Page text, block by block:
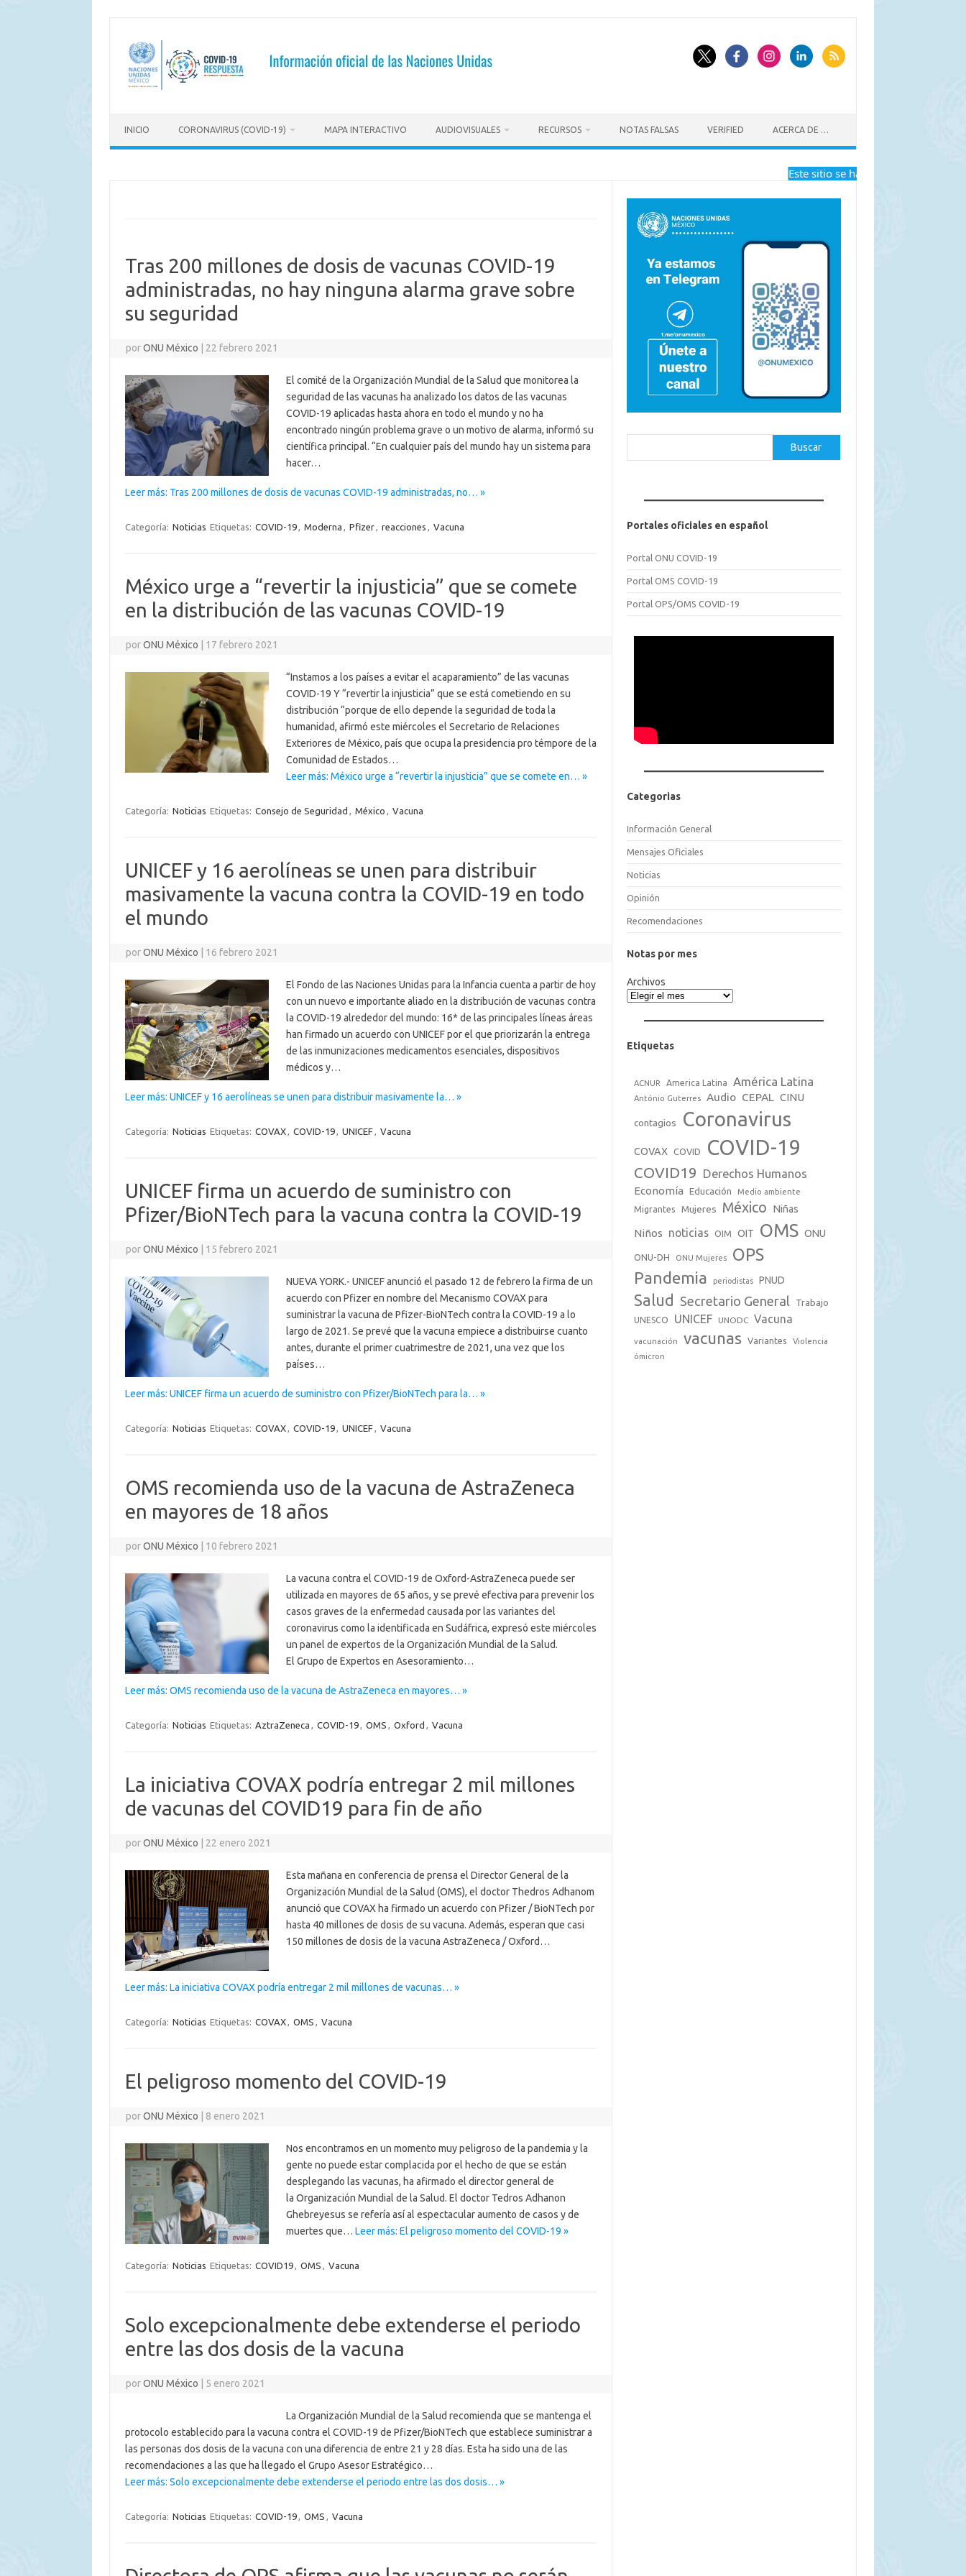
contenido
INICIO CORONAVIRUS (COVID-19) MAPA INTERACTIVO AUDIOVISUALES RECURSOS NOTAS FALSAS VERIFIED ACERCA DE …
Este sitio se ha dejado de actualizar a
Tras 200 millones de dosis de vacunas COVID-19
administradas, no hay ninguna alarma grave sobre
su seguridad
porONU México 22 febrero 2021
El comité de la Organización Mundial de la Salud que monitorea la
seguridad de las vacunas ha analizado los datos de las vacunas
COVID-19 aplicadas hasta ahora en todo el mundo y no ha
encontrado ningún problema grave o un motivo de alarma, informó su
científica principal. “En cualquier país del mundo hay un sistema para
hacer…
Leer más: Tras 200 millones de dosis de vacunas COVID-19 administradas, no… »
Categoría: Noticias Etiquetas: COVID-19, Moderna , Pfizer, reacciones , Vacuna
México urge a “revertir la injusticia” que se comete
en la distribución de las vacunas COVID-19
porONU México 17 febrero 2021
“Instamos a los países a evitar el acaparamiento” de las vacunas
COVID-19 Y “revertir la injusticia” que se está cometiendo en su
distribución “porque de ello depende la seguridad de toda la
humanidad, afirmó este miércoles el Secretario de Relaciones
Exteriores de México, país que ocupa la presidencia pro témpore de la
Comunidad de Estados…
Leer más: México urge a “revertir la injusticia” que se comete en… »
Categoría: Noticias Etiquetas: Consejo de Seguridad , México , Vacuna
UNICEF y 16 aerolíneas se unen para distribuir
masivamente la vacuna contra la COVID-19 en todo
el mundo
porONU México 16 febrero 2021
El Fondo de las Naciones Unidas para la Infancia cuenta a partir de hoy
con un nuevo e importante aliado en la distribución de vacunas contra
la COVID-19 alrededor del mundo: 16* de las principales líneas áreas
han firmado un acuerdo con UNICEF por el que priorizarán la entrega
de las inmunizaciones medicamentos esenciales, dispositivos
médicos y…
Leer más: UNICEF y 16 aerolíneas se unen para distribuir masivamente la… »
Categoría: Noticias Etiquetas: COVAX, COVID-19, UNICEF, Vacuna
UNICEF firma un acuerdo de suministro con
Pfizer/BioNTech para la vacuna contra la COVID-19
porONU México 15 febrero 2021
NUEVA YORK.- UNICEF anunció el pasado 12 de febrero la firma de un
acuerdo con Pfizer en nombre del Mecanismo COVAX para
suministrar la vacuna de Pfizer-BioNTech contra la COVID-19 a lo
largo de 2021. Se prevé que la vacuna empiece a distribuirse cuanto
antes, durante el primer cuatrimestre de 2021, una vez que los
países…
Leer más: UNICEF firma un acuerdo de suministro con Pfizer/BioNTech para la… »
Categoría: Noticias Etiquetas: COVAX, COVID-19, UNICEF, Vacuna
OMS recomienda uso de la vacuna de AstraZeneca
en mayores de 18 años
porONU México 10 febrero 2021
La vacuna contra el COVID-19 de Oxford-AstraZeneca puede ser
utilizada en mayores de 65 años, y se prevé efectiva para prevenir los
casos graves de la enfermedad causada por las variantes del
coronavirus como la identificada en Sudáfrica, expresó este miércoles
un panel de expertos de la Organización Mundial de la Salud.
El Grupo de Expertos en Asesoramiento…
Leer más: OMS recomienda uso de la vacuna de AstraZeneca en mayores… »
Categoría: Noticias Etiquetas: AztraZeneca , COVID-19, OMS , Oxford , Vacuna
La iniciativa COVAX podría entregar 2 mil millones
de vacunas del COVID19 para fin de año
porONU México 22 enero 2021
Esta mañana en conferencia de prensa el Director General de la
Organización Mundial de la Salud (OMS), el doctor Thedros Adhanom
anunció que COVAX ha firmado un acuerdo con Pfizer / BioNTech por
hasta 40 millones de dosis de su vacuna. Además, esperan que casi
150 millones de dosis de la vacuna AstraZeneca / Oxford…
Leer más: La iniciativa COVAX podría entregar 2 mil millones de vacunas… »
Categoría: Noticias Etiquetas: COVAX, OMS , Vacuna
El peligroso momento del COVID-19
porONU México 8 enero 2021
Nos encontramos en un momento muy peligroso de la pandemia y la
gente no puede estar complacida por el hecho de que se están
desplegando las vacunas, ha afirmado el director general de
la Organización Mundial de la Salud. El doctor Tedros Adhanon
Ghebreyesus se refería así al espectacular aumento de casos y de
muertes que… Leer más: El peligroso momento del COVID-19 »
Categoría: Noticias Etiquetas: COVID19, OMS , Vacuna
Solo excepcionalmente debe extenderse el periodo
entre las dos dosis de la vacuna
porONU México 5 enero 2021
La Organización Mundial de la Salud recomienda que se mantenga el
protocolo establecido para la vacuna contra el COVID-19 de Pfizer/BioNTech que establece suministrar a
las personas dos dosis de la vacuna con una diferencia de entre 21 y 28 días. Esta ha sido una de las
recomendaciones a las que ha llegado el Grupo Asesor Estratégico…
Leer más: Solo excepcionalmente debe extenderse el periodo entre las dos dosis… »
Categoría: Noticias Etiquetas: COVID-19, OMS , Vacuna
Buscar
Portales oficiales en español
Portal ONU COVID-19
Portal OMS COVID-19
Portal OPS/OMS COVID-19
Categorias
Información General
Mensajes Oficiales
Noticias
Opinión
Recomendaciones
Notas por mes
Archivos
Etiquetas
ACNUR America Latina América Latina
António Guterres Audio CEPAL CINU
contagios Coronavirus
COVAX COVID COVID-19
COVID19 Derechos Humanos
Economía Educación Medio ambiente
Migrantes Mujeres México Niñas
Niños noticias OIM OIT OMS ONU
ONU-DH ONU Mujeres OPS
Pandemia periodistas PNUD
Salud Secretario General Trabajo
UNESCO UNICEF UNODC Vacuna
vacunación vacunas Variantes
Violencia
ómicron